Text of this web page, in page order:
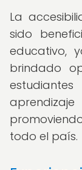
La
sido
educativo,
brindado
todo el país.